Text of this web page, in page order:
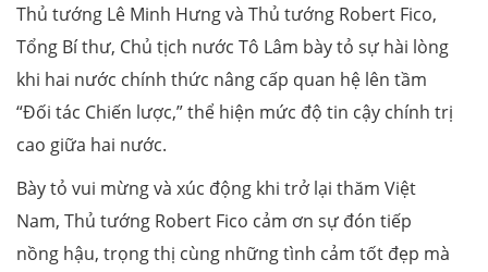
Thủ tướng Lê Minh Hưng và Thủ tướng Robert Fico,
Tổng Bí thư, Chủ tịch nước Tô Lâm bày tỏ sự hài lòng
khi hai nước chính thức nâng cấp quan hệ lên tầm
“Đối tác Chiến lược,” thể hiện mức độ tin cậy chính trị
cao giữa hai nước.
Bày tỏ vui mừng và xúc động khi trở lại thăm Việt
Nam, Thủ tướng Robert Fico cảm ơn sự đón tiếp
nồng hậu, trọng thị cùng những tình cảm tốt đẹp mà